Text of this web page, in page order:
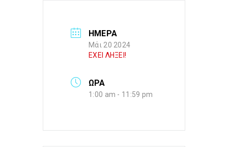
ΗΜΕΡΑ
Μάι 20 2024
ΕΧΕΙ ΛΗΞΕΙ!
ΩΡΑ
1:00 am - 11:59 pm